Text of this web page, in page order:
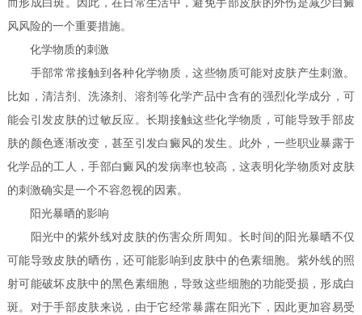
而形成白斑。因此，在日常生活中，避免手部皮肤的外伤是减少白癜
风风险的一个重要措施。
化学物质的刺激
手部常常接触到各种化学物质，这些物质可能对皮肤产生刺激。
比如，清洁剂、洗涤剂、溶剂等化学产品中含有的强烈化学成分，可
能会引发皮肤的过敏反应。长期接触这些化学物质，可能导致手部皮
肤的颜色逐渐改变，甚至引发白癜风的发生。此外，一些职业暴露于
化学品的工人，手部白癜风的发病率也较高，这表明化学物质对皮肤
的刺激确实是一个不容忽视的因素。
阳光暴晒的影响
阳光中的紫外线对皮肤的伤害众所周知。长时间的阳光暴晒不仅
可能导致皮肤的晒伤，还可能影响到皮肤中的色素细胞。紫外线的照
射可能破坏皮肤中的黑色素细胞，导致这些细胞的功能受损，形成白
斑。对于手部皮肤来说，由于它经常暴露在阳光下，因此更加容易受